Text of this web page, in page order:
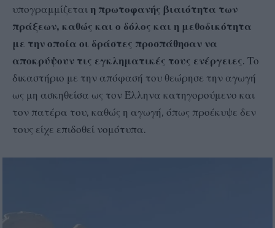
υπογραμμίζεται η πρωτοφανής βιαιότητα των
πράξεων, καθώς και ο δόλος και η μεθοδικότητα
με την οποία οι δράστες προσπάθησαν να
αποκρύψουν τις εγκληματικές τους ενέργειες. Το
δικαστήριο με την απόφασή του θεώρησε την αγωγή
ως μη ασκηθείσα ως τον Έλληνα κατηγορούμενο και
τον πατέρα του, καθώς η αγωγή, όπως προέκυψε δεν
τους είχε επιδοθεί νομότυπα.